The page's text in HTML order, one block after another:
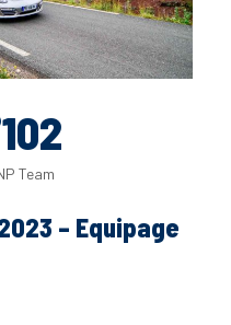
Team
– Equipage